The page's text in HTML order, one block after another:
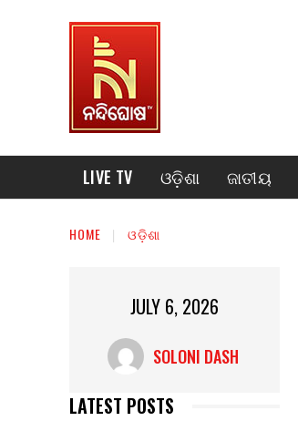
LIVE TV ଓଡ଼ିଶା ଜାତୀୟ
HOME ଓଡ଼ିଶା
JULY 6, 2026
SOLONI DASH
LATEST POSTS